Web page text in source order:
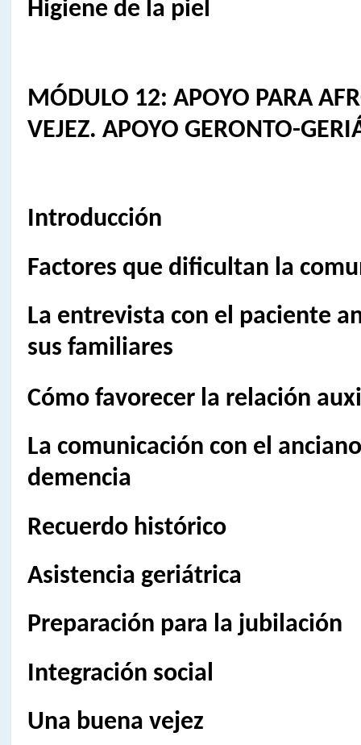
Higiene de la piel
MÓDULO 12: APOYO PARA
VEJEZ. APOYO GERONTO-
Introducción
Factores que dificultan la
La entrevista con el paciente
sus familiares
Cómo favorecer la relación
La comunicación con el
demencia
Recuerdo histórico
Asistencia geriátrica
Preparación para la jubilación
Integración social
Una buena vejez